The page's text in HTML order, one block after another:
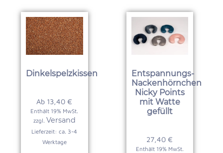
Dinkelspelzkissen
Ab 13,40€
Enthält 19% MwSt.
zzgl. Versand
Lieferzeit: ca. 3-4
Werktage
Entspannungs-
Nackenhörnchen
Nicky Points
mit Watte
gefüllt
27,40€
Enthält 19% MwSt.